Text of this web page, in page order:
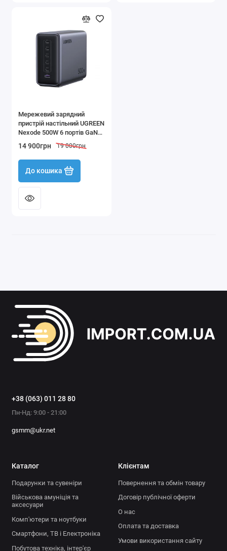
Мережевий зарядний
пристрій настільний UGREEN
Nexode 500W 6 портів GaN
14 900грн 19 000грн
До кошика
+38 (063) 011 28 80
Пн-Нд: 9:00 - 21:00
gsmm@ukr.net
Каталог
Подарунки та сувеніри
Військова амуніція та
аксесуари
Комп'ютери та ноутбуки
Смартфони, ТВ і Електроніка
Побутова техніка, інтер'єр
Клієнтам
Повернення та обмін товару
Договір публічної оферти
О нас
Оплата та доставка
Умови використання сайту